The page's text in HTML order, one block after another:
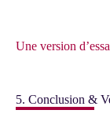
Une version
5. Conclusion &